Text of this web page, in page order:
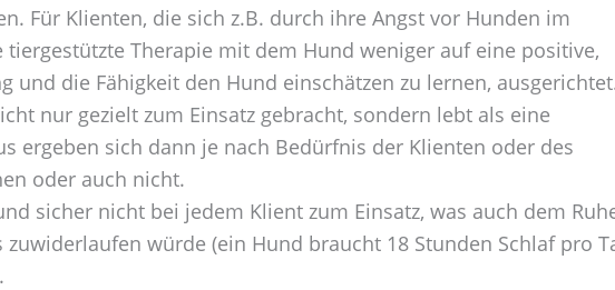
Für Klienten, die sich z.B. durch ihre Angst vor Hunden im
Therapie mit dem Hund weniger auf eine positive,
und die Fähigkeit den Hund einschätzen zu lernen,
nur gezielt zum Einsatz gebracht, sondern lebt als eine
ergeben sich dann je nach Bedürfnis der Klienten oder des
oder auch nicht.
sicher nicht bei jedem Klient zum Einsatz, was auch dem
würde (ein Hund braucht 18 Stunden Schlaf pro